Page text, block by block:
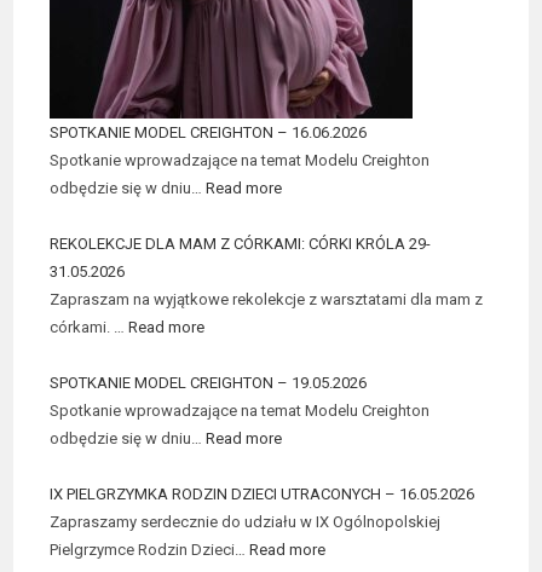
SPOTKANIE MODEL CREIGHTON – 16.06.2026
Spotkanie wprowadzające na temat Modelu Creighton
odbędzie się w dniu…Read more
REKOLEKCJE DLA MAM Z CÓRKAMI: CÓRKI KRÓLA 29-
31.05.2026
Zapraszam na wyjątkowe rekolekcje z warsztatami dla mam z
córkami. …Read more
SPOTKANIE MODEL CREIGHTON – 19.05.2026
Spotkanie wprowadzające na temat Modelu Creighton
odbędzie się w dniu…Read more
IX PIELGRZYMKA RODZIN DZIECI UTRACONYCH – 16.05.2026
Zapraszamy serdecznie do udziału w IX Ogólnopolskiej
Pielgrzymce Rodzin Dzieci…Read more